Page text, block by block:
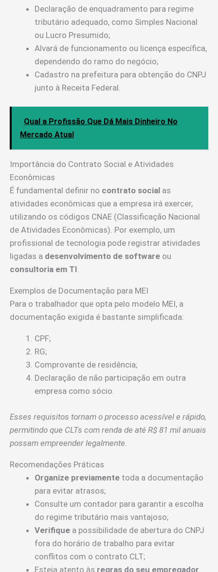
Declaração de enquadramento para regime
tributário adequado, como Simples Nacional
ou Lucro Presumido;
Alvará de funcionamento ou licença específica,
dependendo do ramo do negócio;
Cadastro na prefeitura para obtenção do CNPJ
junto à Receita Federal.
Qual a Profissão Que Dá Mais Dinheiro No
Mercado Atual
Importância do Contrato Social e Atividades
Econômicas
É fundamental definir no contrato social as
atividades econômicas que a empresa irá exercer,
utilizando os códigos CNAE (Classificação Nacional
de Atividades Econômicas). Por exemplo, um
profissional de tecnologia pode registrar atividades
ligadas a desenvolvimento de software ou
consultoria em TI.
Exemplos de Documentação para MEI
Para o trabalhador que opta pelo modelo MEI, a
documentação exigida é bastante simplificada:
CPF;
RG;
Comprovante de residência;
Declaração de não participação em outra
empresa como sócio.
Esses requisitos tornam o processo acessível e rápido,
permitindo que CLTs com renda de até R$ 81 mil anuais
possam empreender legalmente.
Recomendações Práticas
Organize previamente toda a documentação
para evitar atrasos;
Consulte um contador para garantir a escolha
do regime tributário mais vantajoso;
Verifique a possibilidade de abertura do CNPJ
fora do horário de trabalho para evitar
conflitos com o contrato CLT;
Esteja atento às regras do seu empregador